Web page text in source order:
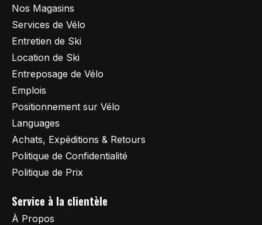
Nos Magasins
Services de Vélo
Entretien de Ski
Location de Ski
Entreposage de Vélo
Emplois
Positionnement sur Vélo
Languages
Achats, Expéditions & Retours
Politique de Confidentialité
Politique de Prix
Service à la clientèle
À Propos